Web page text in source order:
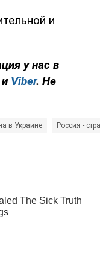
и
у нас в
Viber. Не
в Украине Россия -